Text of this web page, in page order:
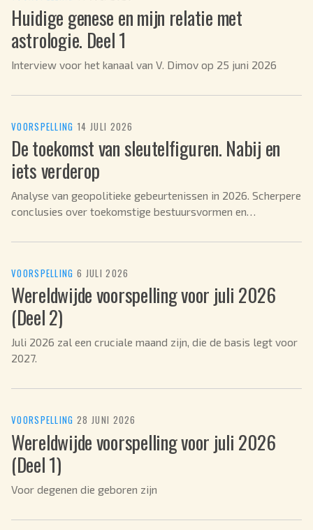
Huidige genese en mijn relatie met
astrologie. Deel 1
Interview voor het kanaal van V. Dimov op 25 juni 2026
VOORSPELLING 14 JULI 2026
De toekomst van sleutelfiguren. Nabij en
iets verderop
Analyse van geopolitieke gebeurtenissen in 2026. Scherpere
conclusies over toekomstige bestuursvormen en
VOORSPELLING ·6 JULI 2026
Wereldwijde voorspelling voor juli 2026
(Deel 2)
Juli 2026 zal een cruciale maand zijn, die de basis legt voor
2027.
VOORSPELLING ·28 JUNI 2026
Wereldwijde voorspelling voor juli 2026
(Deel 1)
Voor degenen die geboren zijn